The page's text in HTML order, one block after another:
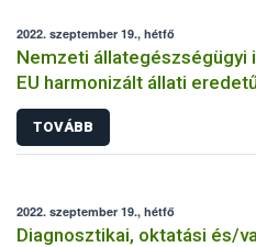
2022. szeptember 19., hétfő
Nemzeti állategészségügyi
EU harmonizált állati
behozatalához
TOVÁBB
2022. szeptember 19., hétfő
Diagnosztikai, oktatási és/